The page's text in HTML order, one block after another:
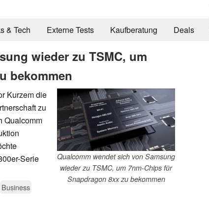
& Tech Externe Tests Kaufberatung Deals
wieder zu TSMC, um
bekommen
Qualcomm wendet sich von Samsung
wieder zu TSMC, um 7nm-Chips für
Snapdragon 8xx zu bekommen
Kurzem die
zu
Qualcomm
Serie
Business